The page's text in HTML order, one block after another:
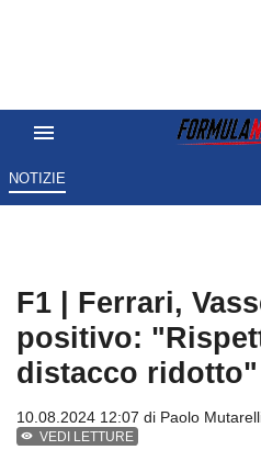
NOTIZIE
F1 | Ferrari,
positivo:
distacco ridotto"
10.08.2024 12:07 di Paolo
VEDI LETTURE